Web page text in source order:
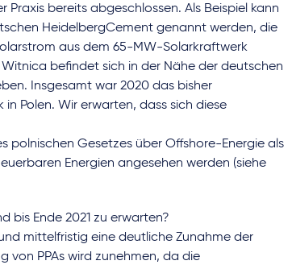
Praxis bereits abgeschlossen. Als Beispiel kann
HeidelbergCement genannt werden, die
aus dem 65-MW-Solarkraftwerk
befindet sich in der Nähe der deutschen
Insgesamt war 2020 das bisher
Polen. Wir erwarten, dass sich diese
polnischen Gesetzes über Offshore-Energie als
Energien angesehen werden (siehe
bis Ende 2021 zu erwarten?
mittelfristig eine deutliche Zunahme der
von PPAs wird zunehmen, da die